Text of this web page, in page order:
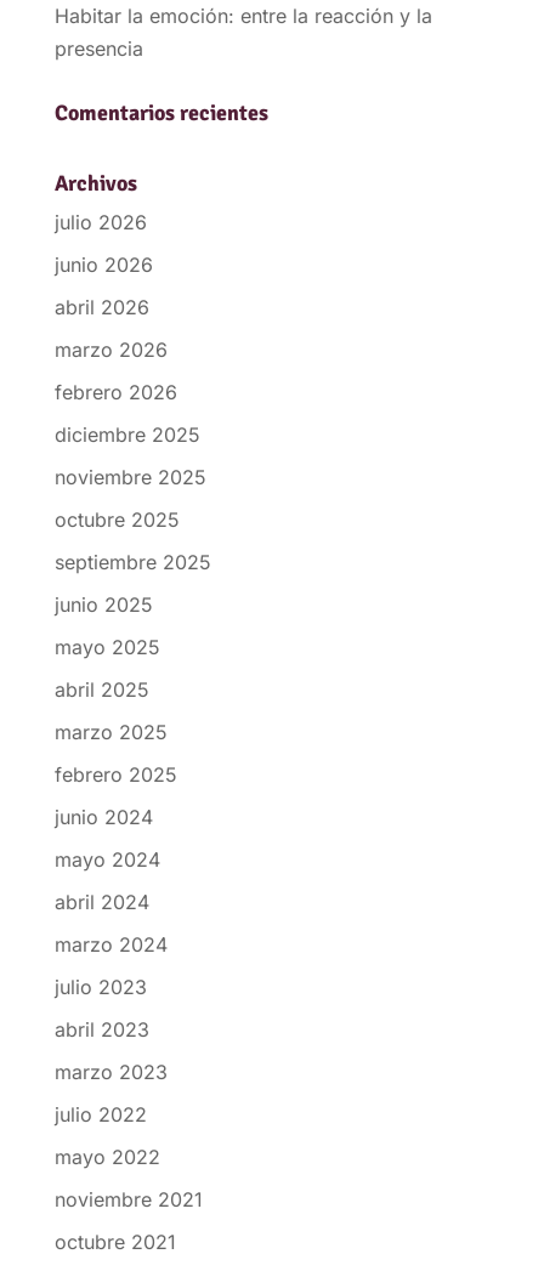
Habitar la emoción: entre la reacción y la
presencia
Comentarios recientes
Archivos
julio 2026
junio 2026
abril 2026
marzo 2026
febrero 2026
diciembre 2025
noviembre 2025
octubre 2025
septiembre 2025
junio 2025
mayo 2025
abril 2025
marzo 2025
febrero 2025
junio 2024
mayo 2024
abril 2024
marzo 2024
julio 2023
abril 2023
marzo 2023
julio 2022
mayo 2022
noviembre 2021
octubre 2021